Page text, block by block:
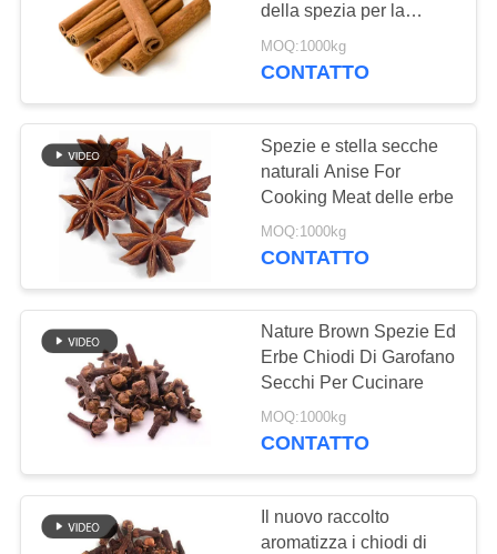
SIAMO
VISITA
ALLA
FABBRICA
CONTROLLO
DELLA
QUALITÀ
CONTATTACI
CASI
briciole di pane
giapponesi
171
Briciole di pane di
Panko del grano
intero
155
della spezia per la
cassia dei condimenti
8cm dell'alimento
MOQ:1000kg
CONTATTO
Spezie e stella secche
naturali Anise For
Cooking Meat delle erbe
MOQ:1000kg
CONTATTO
Nature Brown Spezie Ed
Erbe Chiodi Di Garofano
Secchi Per Cucinare
MOQ:1000kg
CONTATTO
Il nuovo raccolto
aromatizza i chiodi di